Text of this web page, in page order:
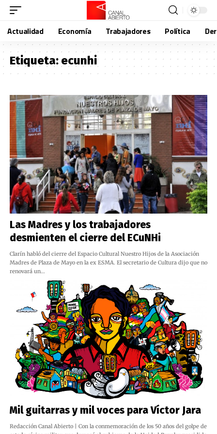
Actualidad Economía Trabajadores Política
Etiqueta:ecunhi
Las Madres y los trabajadores
desmienten el cierre del ECuNHi
Clarín habló del cierre del Espacio Cultural Nuestro Hijos de la Asociación
Madres de Plaza de Mayo en la ex ESMA. El secretario de Cultura dijo que no
renovará un…
Mil guitarras y mil voces para Víctor Jara
Redacción Canal Abierto | Con la conmemoración de los 50 años del golpe de